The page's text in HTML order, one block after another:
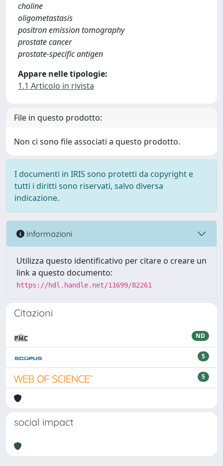
choline
oligometastasis
positron emission tomography
prostate cancer
prostate-specific antigen
Appare nelle tipologie:
1.1 Articolo in rivista
File in questo prodotto:
Non ci sono file associati a questo prodotto.
I documenti in IRIS sono protetti da copyright e
tutti i diritti sono riservati, salvo diversa
indicazione.
Informazioni
Utilizza questo identificativo per citare o creare un
link a questo documento:
https://hdl.handle.net/11699/82261
Citazioni
ND
5
5
social impact